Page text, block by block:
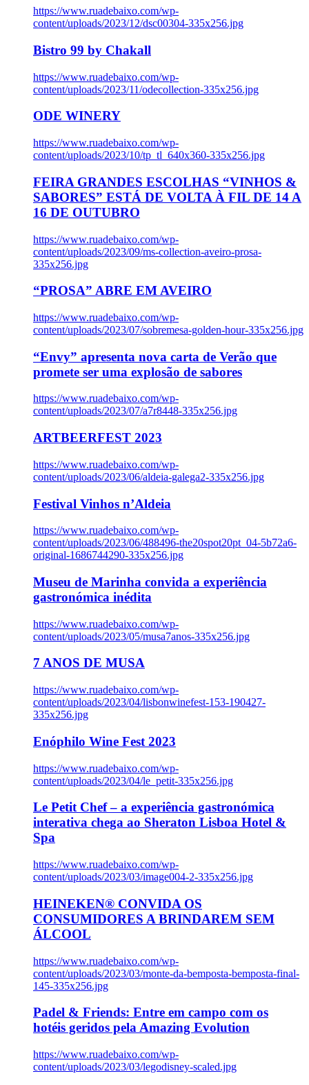
https://www.ruadebaixo.com/wp-
content/uploads/2023/12/dsc00304-335x256.jpg
Bistro 99 by Chakall
https://www.ruadebaixo.com/wp-
content/uploads/2023/11/odecollection-335x256.jpg
ODE WINERY
https://www.ruadebaixo.com/wp-
content/uploads/2023/10/tp_tl_640x360-335x256.jpg
FEIRA GRANDES ESCOLHAS “VINHOS &
SABORES” ESTÁ DE VOLTA À FIL DE 14 A
16 DE OUTUBRO
https://www.ruadebaixo.com/wp-
content/uploads/2023/09/ms-collection-aveiro-prosa-
335x256.jpg
“PROSA” ABRE EM AVEIRO
https://www.ruadebaixo.com/wp-
content/uploads/2023/07/sobremesa-golden-hour-335x256.jpg
“Envy” apresenta nova carta de Verão que
promete ser uma explosão de sabores
https://www.ruadebaixo.com/wp-
content/uploads/2023/07/a7r8448-335x256.jpg
ARTBEERFEST 2023
https://www.ruadebaixo.com/wp-
content/uploads/2023/06/aldeia-galega2-335x256.jpg
Festival Vinhos n’Aldeia
https://www.ruadebaixo.com/wp-
content/uploads/2023/06/488496-the20spot20pt_04-5b72a6-
original-1686744290-335x256.jpg
Museu de Marinha convida a experiência
gastronómica inédita
https://www.ruadebaixo.com/wp-
content/uploads/2023/05/musa7anos-335x256.jpg
7 ANOS DE MUSA
https://www.ruadebaixo.com/wp-
content/uploads/2023/04/lisbonwinefest-153-190427-
335x256.jpg
Enóphilo Wine Fest 2023
https://www.ruadebaixo.com/wp-
content/uploads/2023/04/le_petit-335x256.jpg
Le Petit Chef – a experiência gastronómica
interativa chega ao Sheraton Lisboa Hotel &
Spa
https://www.ruadebaixo.com/wp-
content/uploads/2023/03/image004-2-335x256.jpg
HEINEKEN® CONVIDA OS
CONSUMIDORES A BRINDAREM SEM
ÁLCOOL
https://www.ruadebaixo.com/wp-
content/uploads/2023/03/monte-da-bemposta-bemposta-final-
145-335x256.jpg
Padel & Friends: Entre em campo com os
hotéis geridos pela Amazing Evolution
https://www.ruadebaixo.com/wp-
content/uploads/2023/03/legodisney-scaled.jpg